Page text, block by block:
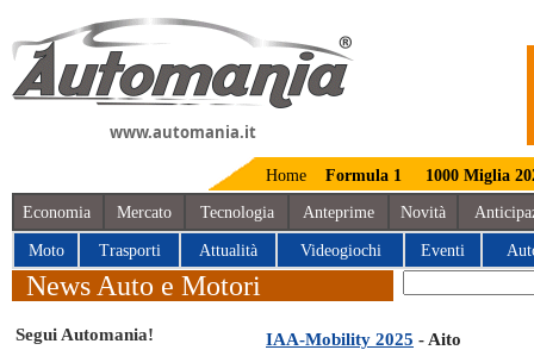
www.automania.it
Home Formula 1 1000 Miglia
Economia Mercato Tecnologia Anteprime Novità
Moto Trasporti Attualità Videogiochi Eventi
News Auto e Motori
Segui Automania! IAA-Mobility 2025 - Aito